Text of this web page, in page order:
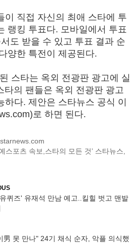
이 직접 자신의 최애 스타에 투
랭킹 투표다. 모바일에서 투표
도 받을 수 있고 투표 결과 순
양한 특전이 제공된다.
스타는 옥외 전광판 광고에 실
타의 팬들은 옥외 전광판 광고
하다. 제안은 스타뉴스 공식 이
로 하면 된다.
스포츠 속보,스타의 모든 것’ 스타뉴스,
퀴즈' 유재석 만남 예고..킬힐 벗고 맨발
男 못 만나" 24기 채식 순자, 악플 의식했